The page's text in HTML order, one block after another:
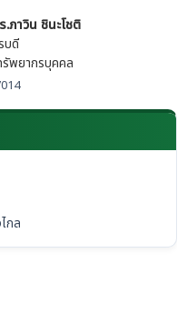
ภาวิน ชินะโชติ
บดี
รัพยากรบุคคล
กล